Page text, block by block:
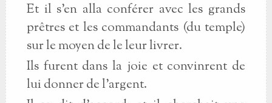
Et il s'en alla conférer avec les grands
prêtres et les commandants (du temple)
sur le moyen de le leur livrer.
Ils furent dans la joie et convinrent de
lui donner de l'argent.